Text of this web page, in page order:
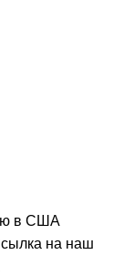
в США
на наш